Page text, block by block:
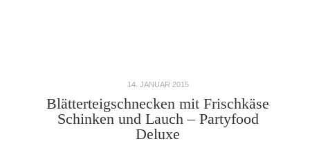
14. JANUAR 2015
Blätterteigschnecken mit Frischkäse
Schinken und Lauch – Partyfood
Deluxe